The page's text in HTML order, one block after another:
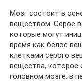
Мозг состоит в
веществом. Серое
которые могут
время как белое
клетками серого
вещества, которое
головном мозге, в